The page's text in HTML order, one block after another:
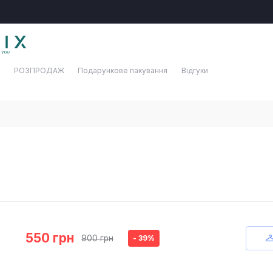
РОЗПРОДАЖ Подарункове пакування Відгуки
550 грн 900 грн - 39%